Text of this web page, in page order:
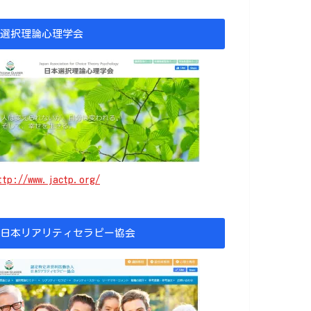
選択理論心理学会
www.jactp.org/
日本リアリティセラピー協会